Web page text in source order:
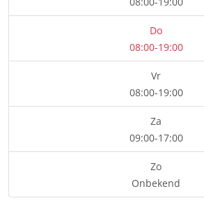
Do
08:00-19:00
Vr
08:00-19:00
Za
09:00-17:00
Zo
Onbekend